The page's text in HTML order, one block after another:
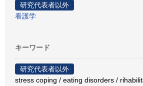
研究代表者以外
看護学
キーワード
研究代表者以外
stress coping / eating disorders /